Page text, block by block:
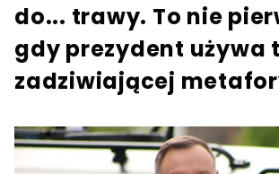
do... trawy. To nie
gdy prezydent używa
zadziwiającej